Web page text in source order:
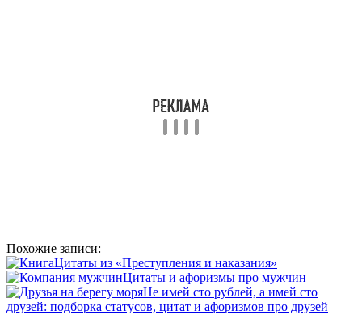
Похожие записи:
Цитаты из «Преступления и наказания»
Цитаты и афоризмы про мужчин
Не имей сто рублей, а имей сто
друзей: подборка статусов, цитат и афоризмов про друзей